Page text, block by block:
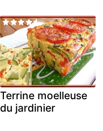
Terrine moelleuse
du jardinier